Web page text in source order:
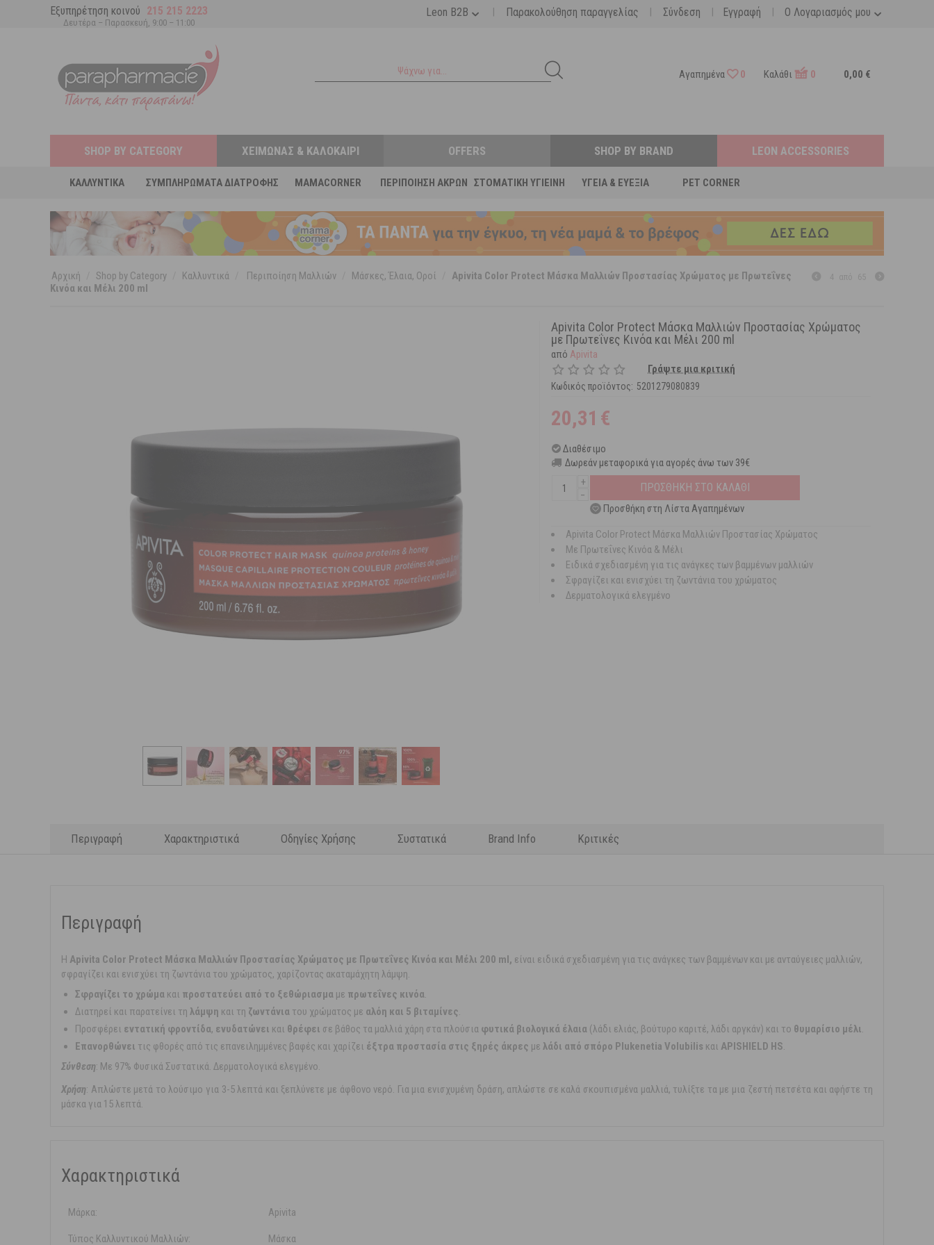
Εξυπηρέτηση κοινού 215 215 2223
Δευτέρα – Παρασκευή, 9:00 – 11:00
Ο Λογαριασμός μου
Leon B2B | Παρακολούθηση παραγγελίας | Σύνδεση | Εγγραφή |
Αγαπημένα 0 Καλάθι 0 0,00 €
SHOP BY CATEGORY
ΚΑΛΛΥΝΤΙΚΆ ΣΥΜΠΛΗΡΏΜΑΤΑ ΔΙΑΤΡΟΦΉΣ MAMACORNER ΠΕΡΙΠΟΊΗΣΗ ΆΚΡΩΝ ΣΤΟΜΑΤΙΚΉ ΥΓΙΕΙΝΉ ΥΓΕΊΑ & ΕΥΕΞΊΑ PET CORNER
ΧΕΙΜΏΝΑΣ & ΚΑΛΟΚΑΊΡΙ OFFERS SHOP BY BRAND LEON ACCESSORIES
Αρχική Shop by Category Καλλυντικά Περιποίηση Μαλλιών Μάσκες, Έλαια, Οροί
Apivita Color Protect Μάσκα Μαλλιών Προστασίας Χρώματος με Πρωτεΐνες
Κινόα και Μέλι 200 ml
Apivita Color Protect Μάσκα Μαλλιών Προστασίας Χρώματος
με Πρωτεΐνες Κινόα και Μέλι 200 ml
από Apivita
Γράψτε μια κριτική
Κωδικός προϊόντος: 5201279080839
20,31 €
Διαθέσιμο
Δωρεάν μεταφορικά για αγορές άνω των 39€
+
−
ΠΡΟΣΘΗΚΗ ΣΤΟ ΚΑΛΑΘΙ
Προσθήκη στη Λίστα Αγαπημένων
Apivita Color Protect Μάσκα Μαλλιών Προστασίας Χρώματος
Με Πρωτεΐνες Κινόα & Μέλι
Eιδικά σχεδιασμένη για τις ανάγκες των βαμμένων μαλλιών
Σφραγίζει και ενισχύει τη ζωντάνια του χρώματος
Δερματολογικά ελεγμένο
Περιγραφή Χαρακτηριστικά Οδηγίες Χρήσης Συστατικά Brand Info Κριτικές
Περιγραφή
Η Apivita Color Protect Μάσκα Μαλλιών Προστασίας Χρώματος με Πρωτεΐνες Κινόα και Μέλι 200 ml, είναι ειδικά σχεδιασμένη για τις ανάγκες των βαμμένων και με ανταύγειες μαλλιών,
σφραγίζει και ενισχύει τη ζωντάνια του χρώματος, χαρίζοντας ακαταμάχητη λάμψη.
Σφραγίζει το χρώμα και προστατεύει από το ξεθώριασμα με πρωτεΐνες κινόα.
Διατηρεί και παρατείνει τη λάμψη και τη ζωντάνια του χρώματος με αλόη και 5 βιταμίνες.
Προσφέρει εντατική φροντίδα, ενυδατώνει και θρέφει σε βάθος τα μαλλιά χάρη στα πλούσια φυτικά βιολογικά έλαια (λάδι ελιάς, βούτυρο καριτέ, λάδι αργκάν) και το θυμαρίσιο μέλι.
Επανορθώνει τις φθορές από τις επανειλημμένες βαφές και χαρίζει έξτρα προστασία στις ξηρές άκρες με λάδι από σπόρο Plukenetia Volubilis και APISHIELD HS.
Σύνθεση: Με 97% Φυσικά Συστατικά. Δερματολογικά ελεγμένο.
Χρήση: Απλώστε μετά το λούσιμο για 3-5 λεπτά και ξεπλύνετε με άφθονο νερό. Για μια ενισχυμένη δράση, απλώστε σε καλά σκουπισμένα μαλλιά, τυλίξτε τα με μια ζεστή πετσέτα και αφήστε τη
μάσκα για 15 λεπτά.
Χαρακτηριστικά
Μάρκα: Apivita
Τύπος Καλλυντικού Μαλλιών: Μάσκα